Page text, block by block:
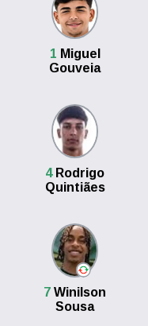
1 Miguel
Gouveia
4Rodrigo
Quintiães
7 Winilson
Sousa